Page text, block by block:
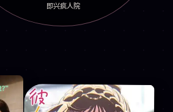
即兴疯人院